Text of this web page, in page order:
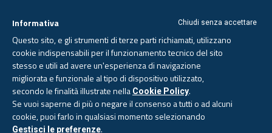
Sabato, 8 agosto 2026 - Aggiornato alle 6.00
Chiudi senza accettare
Informativa
Questo sito, e gli strumenti di terze parti richiamati, utilizzano
cookie indispensabili per il funzionamento tecnico del sito
stesso e utili ad avere un'esperienza di navigazione
migliorata e funzionale al tipo di dispositivo utilizzato,
secondo le finalità illustrate nella Cookie Policy.
Se vuoi saperne di più o negare il consenso a tutti o ad alcuni
cookie, puoi farlo in qualsiasi momento selezionando
Gestisci le preferenze.